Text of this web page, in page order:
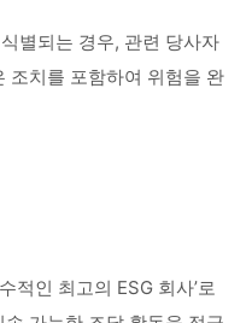
별되는 경우, 관련 당사자
조치를 포함하여 위험을 완
적인 최고의 ESG 회사’로